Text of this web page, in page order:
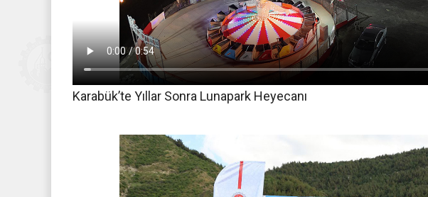
Karabük’te Yıllar Sonra Lunapark Heyecanı